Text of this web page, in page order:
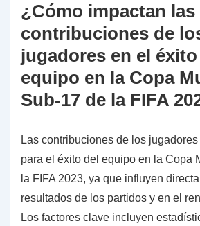
¿Cómo impactan las
contribuciones de
jugadores en el
equipo en la Copa
Sub-17 de la FIFA
Las contribuciones de los
para el éxito del equipo en la Copa
la FIFA 2023, ya que influyen
resultados de los partidos y en el
Los factores clave incluyen